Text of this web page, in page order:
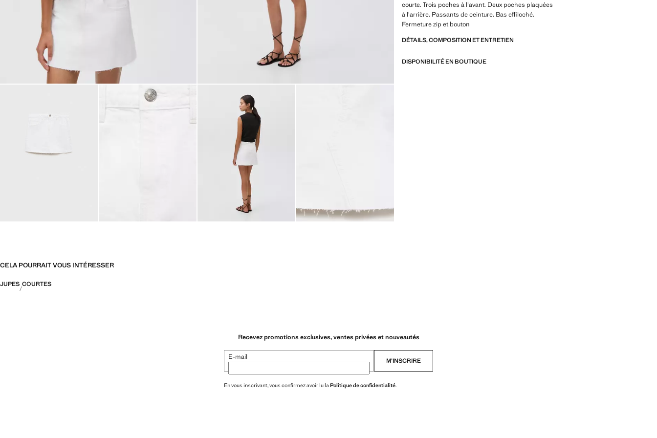
courte. Trois poches à l'avant. Deux poches plaquées
à l'arrière. Passants de ceinture. Bas effiloché.
Fermeture zip et bouton
DÉTAILS, COMPOSITION ET ENTRETIEN
DISPONIBILITÉ EN BOUTIQUE
CELA POURRAIT VOUS INTÉRESSER
JUPES COURTES
Recevez promotions exclusives, ventes privées et nouveautés
E-mail M’INSCRIRE
En vous inscrivant, vous confirmez avoir lu laPolitique de confidentialité.